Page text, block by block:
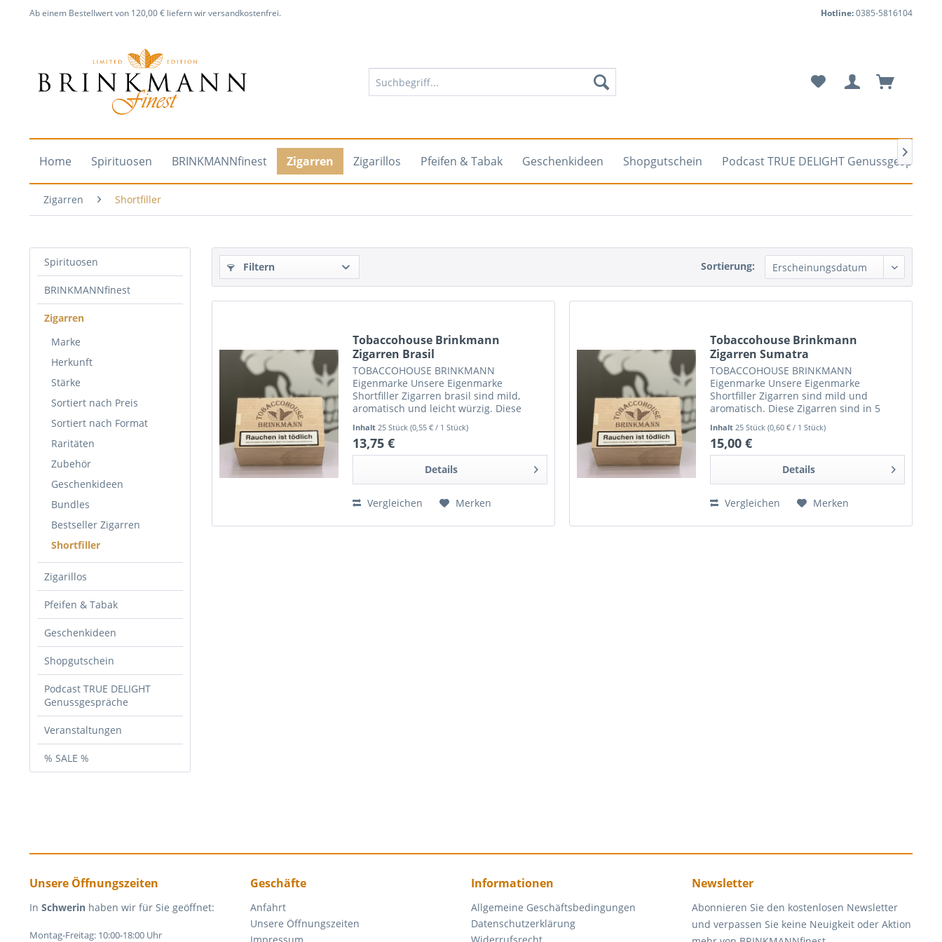
Ab einem Bestellwert von 120,00 € liefern wir versandkostenfrei. Hotline:0385-5816104
Home Spirituosen BRINKMANNfinest Zigarren Zigarillos Pfeifen & Tabak Geschenkideen Shopgutschein Podcast TRUE DELIGHT Genussgespräche

Zigarren Shortfiller
Spirituosen
BRINKMANNfinest
Zigarren
Marke
Herkunft
Stärke
Sortiert nach Preis
Sortiert nach Format
Raritäten
Zubehör
Geschenkideen
Bundles
Bestseller Zigarren
Shortfiller
Zigarillos
Pfeifen & Tabak
Geschenkideen
Shopgutschein
Podcast TRUE DELIGHT
Genussgespräche
Veranstaltungen
% SALE %
Filtern Sortierung:
Tobaccohouse Brinkmann
Zigarren Brasil
TOBACCOHOUSE BRINKMANN
Eigenmarke Unsere Eigenmarke
Shortfiller Zigarren brasil sind mild,
aromatisch und leicht würzig. Diese
Formaten erhältlich. Mini Cigarillo: 50er
Holzkiste Long Cigarillo: 25er...
Inhalt25 Stück(0,55 € / 1 Stück)
13,75 €
Details
Vergleichen Merken
Tobaccohouse Brinkmann
Zigarren Sumatra
TOBACCOHOUSE BRINKMANN
Eigenmarke Unsere Eigenmarke
Shortfiller Zigarren sind mild und
aromatisch. Diese Zigarren sind in 5
Cigarillo: 50er Holzkiste Long Cigarillo:
25er Holzkiste Seniorita: 50er...
Inhalt25 Stück(0,60 € / 1 Stück)
15,00 €
Details
Vergleichen Merken
Unsere Öffnungszeiten
In Schwerin haben wir für Sie geöffnet:
Montag-Freitag: 10:00-18:00 Uhr
Geschäfte
Anfahrt
Unsere Öffnungszeiten
Informationen
Allgemeine Geschäftsbedingungen
Datenschutzerklärung
Newsletter
Abonnieren Sie den kostenlosen Newsletter
und verpassen Sie keine Neuigkeit oder Aktion